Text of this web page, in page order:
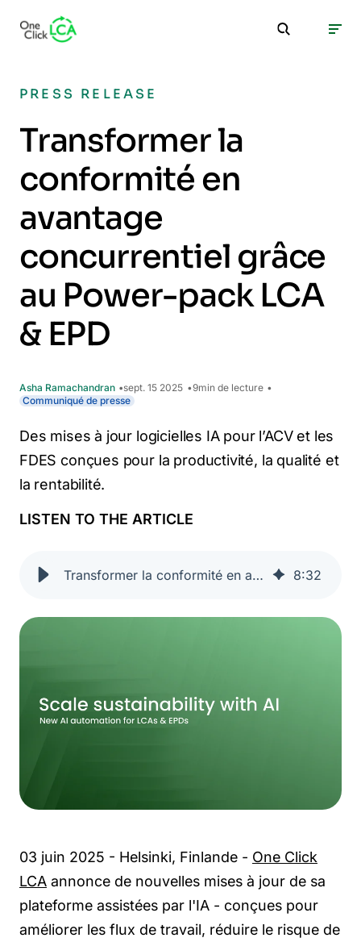
PRESS RELEASE
Transformer la
conformité en
avantage
concurrentiel grâce
au Power-pack LCA
& EPD
Asha Ramachandran sept. 15 2025 9min de lecture
Communiqué de presse
Des mises à jour logicielles IA pour l’ACV et les
FDES conçues pour la productivité, la qualité et
la rentabilité.
LISTEN TO THE ARTICLE
Transformer la conformité en avantage concurrentiel grâce au Power-pack LCA & EPD 8:32
03 juin 2025 - Helsinki, Finlande - One Click
LCA annonce de nouvelles mises à jour de sa
plateforme assistées par l'IA - conçues pour
améliorer les flux de travail, réduire le risque de